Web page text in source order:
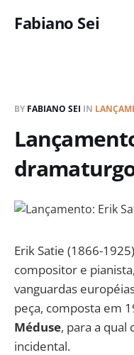
Fabiano Sei
BY FABIANO SEI IN
Erik Satie (1866-
compositor e
vanguardas
peça, composta em
Méduse, para a qual
incidental.